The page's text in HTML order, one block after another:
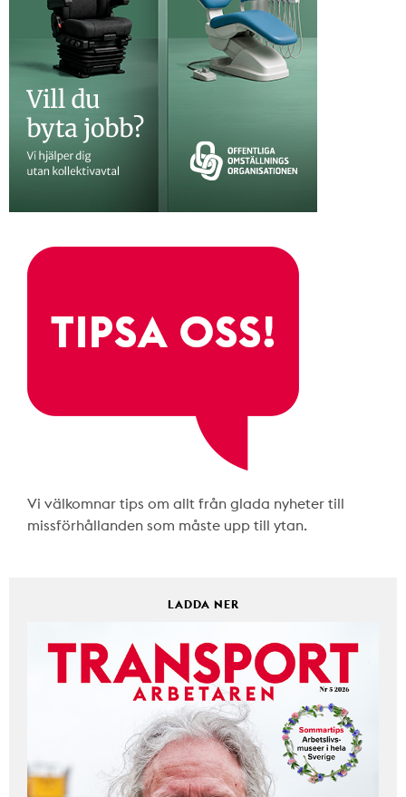
Vi välkomnar tips om allt från glada nyheter till
missförhållanden som måste upp till ytan.
LADDA NER